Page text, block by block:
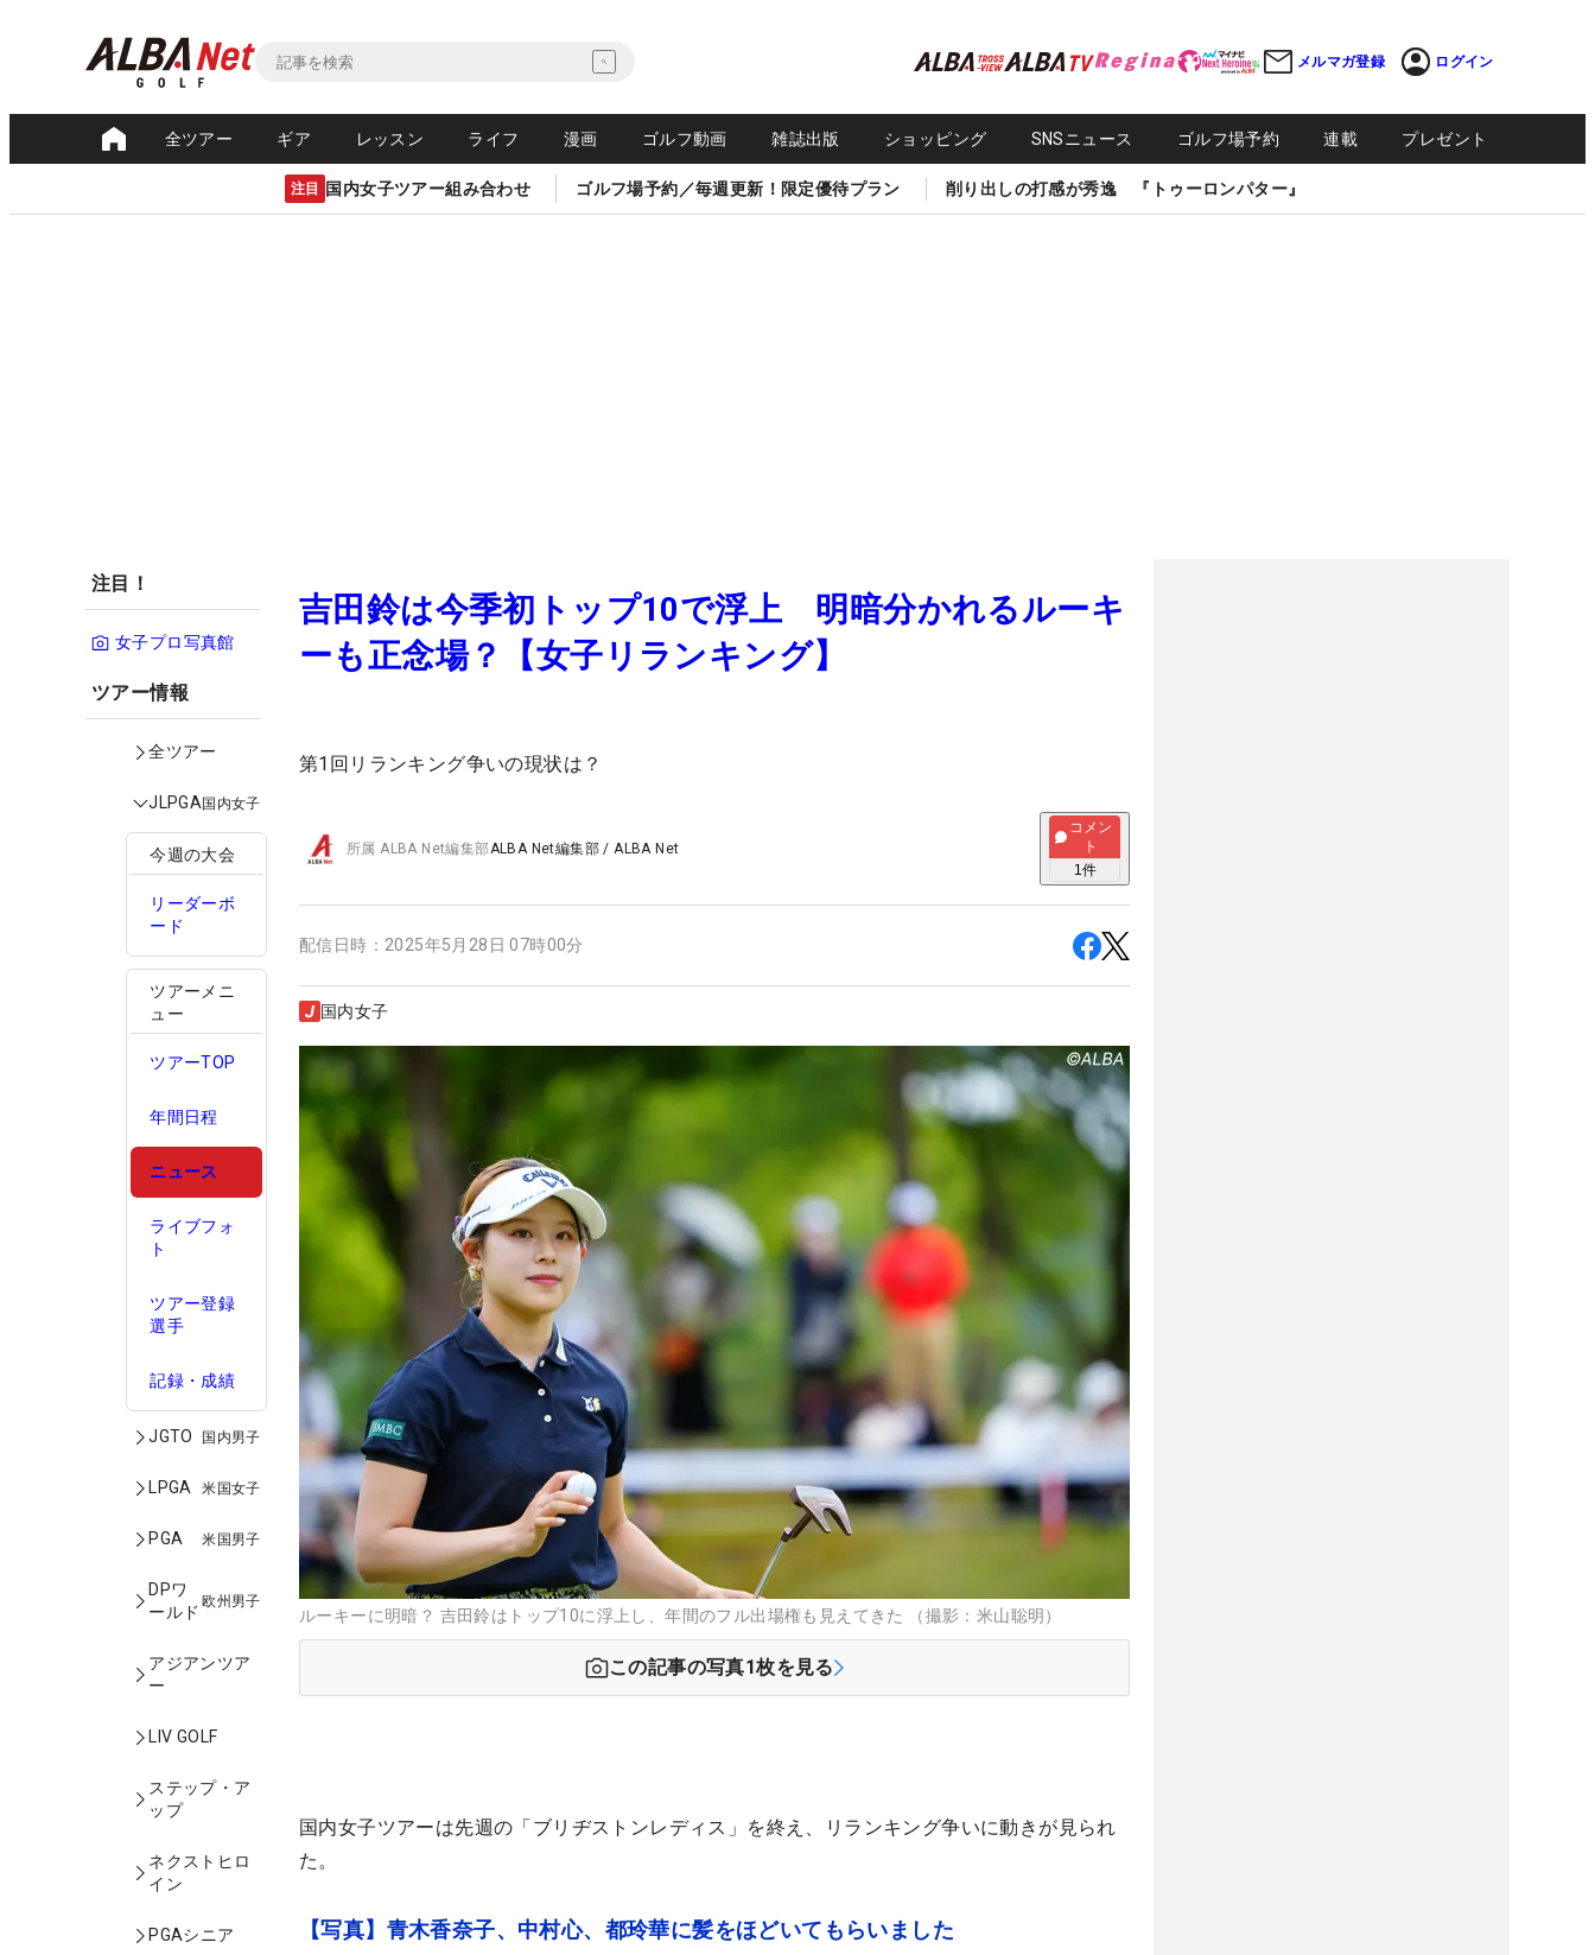
メルマガ登録 ログイン
全ツアー ギア レッスン ライフ 漫画 ゴルフ動画 雑誌出版 ショッピング SNSニュース ゴルフ場予約 連載 プレゼント
注目 国内女子ツアー組み合わせ ゴルフ場予約／毎週更新！限定優待プラン 削り出しの打感が秀逸 『トゥーロンパター』
注目！
女子プロ写真館
ツアー情報
全ツアー
JLPGA国内女子
今週の大会
リーダーボ
ード
ツアーメニ
ュー
ツアーTOP
年間日程
ニュース
ライブフォ
ト
ツアー登録
選手
記録・成績
JGTO 国内男子
LPGA 米国女子
PGA 米国男子
DPワ
ールド
欧州男子
アジアンツア
ー
LIV GOLF
ステップ・ア
ップ
ネクストヒロ
イン
PGAシニア
吉田鈴は今季初トップ10で浮上 明暗分かれるルーキ
ーも正念場？【女子リランキング】
第1回リランキング争いの現状は？
所属ALBA Net編集部ALBA Net編集部 /ALBA Net
コメン
ト
1件
配信日時： 2025年5月28日 07時00分
国内女子
ルーキーに明暗？ 吉田鈴はトップ10に浮上し、年間のフル出場権も見えてきた （撮影：米山聡明）
この記事の写真1枚を見る
国内女子ツアーは先週の「ブリヂストンレディス」を終え、リランキング争いに動きが見られ
た。
【写真】青木香奈子、中村心、都玲華に髪をほどいてもらいました